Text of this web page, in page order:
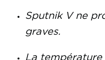
Sputnik V ne
graves.
La